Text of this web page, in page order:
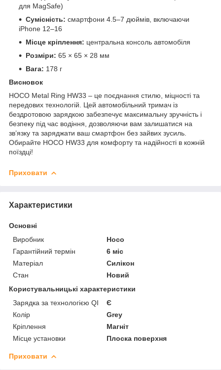
для MagSafe)
Сумісність: смартфони 4.5–7 дюймів, включаючи
iPhone 12–16
Місце кріплення: центральна консоль автомобіля
Розміри: 65 × 65 × 28 мм
Вага: 178 г
Висновок
HOCO Metal Ring HW33 – це поєднання стилю, міцності та
передових технологій. Цей автомобільний тримач із
бездротовою зарядкою забезпечує максимальну зручність і
безпеку під час водіння, дозволяючи вам залишатися на
зв’язку та заряджати ваш смартфон без зайвих зусиль.
Обирайте HOCO HW33 для комфорту та надійності в кожній
поїздці!
Приховати
Характеристики
Основні
Виробник
Hoco
Гарантійний термін
6 міс
Матеріал
Силікон
Стан
Новий
Користувальницькі характеристики
Зарядка за технологією QI
Є
Колір
Grey
Кріплення
Магніт
Місце установки
Плоска поверхня
Приховати